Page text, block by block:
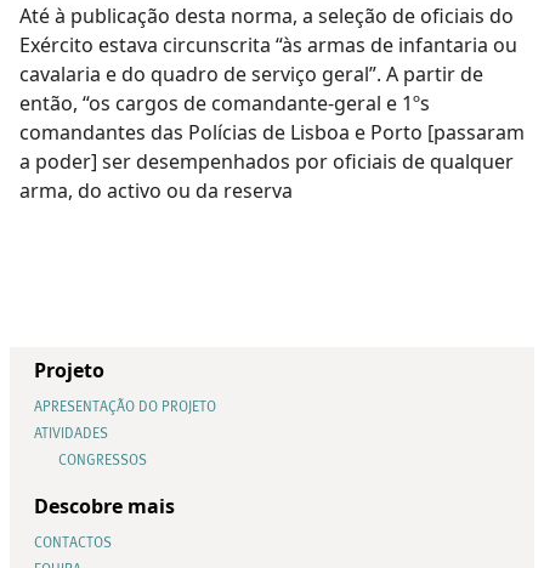
Até à publicação desta norma, a seleção de oficiais do
Exército estava circunscrita “às armas de infantaria ou
cavalaria e do quadro de serviço geral”. A partir de
então, “os cargos de comandante-geral e 1ºs
comandantes das Polícias de Lisboa e Porto [passaram
a poder] ser desempenhados por oficiais de qualquer
arma, do activo ou da reserva
Projeto
APRESENTAÇÃO DO PROJETO
ATIVIDADES
CONGRESSOS
Descobre mais
CONTACTOS